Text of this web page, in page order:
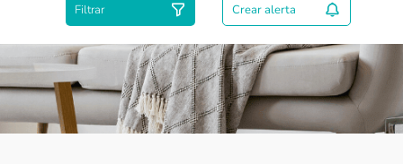
Filtrar Crear alerta
Proyectos Superior a VIS